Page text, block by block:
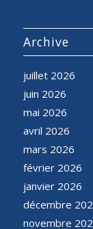
Archive
juillet 2026
juin 2026
mai 2026
avril 2026
mars 2026
février 2026
janvier 2026
décembre
novembre